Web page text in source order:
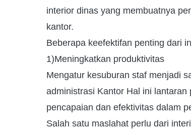
interior dinas yang membuatnya
kantor.
Beberapa keefektifan penting dari
1)Meningkatkan produktivitas
Mengatur kesuburan staf menjadi
administrasi Kantor Hal ini
pencapaian dan efektivitas dalam
Salah satu maslahat perlu dari